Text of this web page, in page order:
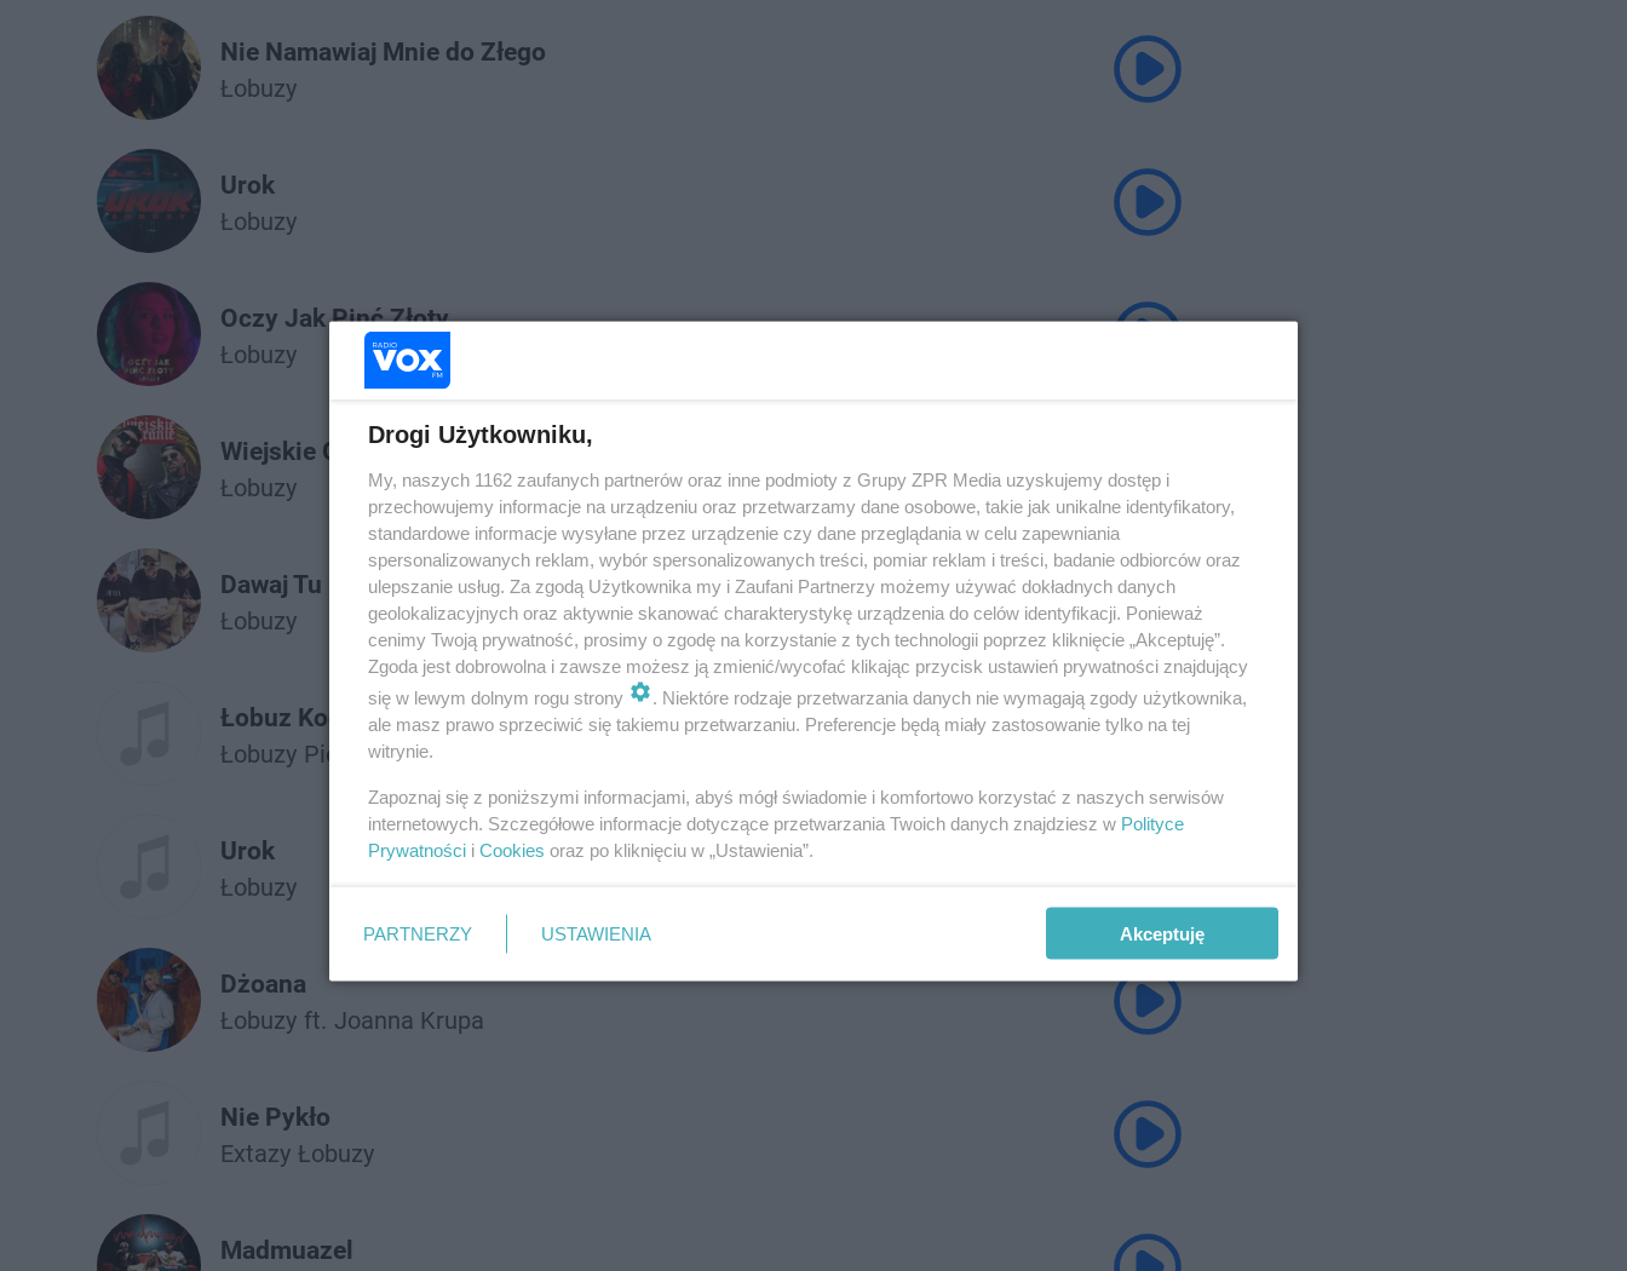
Nie Namawiaj Mnie do Złego
Łobuzy
Urok
Łobuzy
Oczy Jak Pinć Złoty
Łobuzy
Wiejskie Granie
Łobuzy
Dawaj Tu Byku na Melanż
Łobuzy
Łobuz Kocha Najbardziej
Łobuzy Piękny Dawid
Urok
Łobuzy
Dżoana
Łobuzy ft. Joanna Krupa
Nie Pykło
Extazy Łobuzy
Madmuazel
Drogi Użytkowniku,
My, naszych 1162 zaufanych partnerów oraz inne podmioty z Grupy ZPR Media uzyskujemy dostęp i
przechowujemy informacje na urządzeniu oraz przetwarzamy dane osobowe, takie jak unikalne identyfikatory,
standardowe informacje wysyłane przez urządzenie czy dane przeglądania w celu zapewniania
spersonalizowanych reklam, wybór spersonalizowanych treści, pomiar reklam i treści, badanie odbiorców oraz
ulepszanie usług. Za zgodą Użytkownika my i Zaufani Partnerzy możemy używać dokładnych danych
geolokalizacyjnych oraz aktywnie skanować charakterystykę urządzenia do celów identyfikacji. Ponieważ
cenimy Twoją prywatność, prosimy o zgodę na korzystanie z tych technologii poprzez kliknięcie „Akceptuję”.
Zgoda jest dobrowolna i zawsze możesz ją zmienić/wycofać klikając przycisk ustawień prywatności znajdujący
się w lewym dolnym rogu strony
. Niektóre rodzaje przetwarzania danych nie wymagają zgody użytkownika,
ale masz prawo sprzeciwić się takiemu przetwarzaniu. Preferencje będą miały zastosowanie tylko na tej
witrynie.
Zapoznaj się z poniższymi informacjami, abyś mógł świadomie i komfortowo korzystać z naszych serwisów
internetowych. Szczegółowe informacje dotyczące przetwarzania Twoich danych znajdziesz w Polityce
Prywatności i Cookies oraz po kliknięciu w „Ustawienia”.
PARTNERZY USTAWIENIA Akceptuję